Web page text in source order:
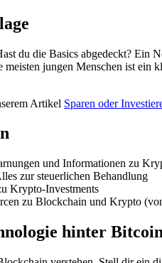
du die Basics abgedeckt? Ein
jungen Menschen ist ein
Artikel Sparen oder
und Informationen zu
zur steuerlichen Behandlung
Krypto-Investments
zu Blockchain und Krypto
hinter